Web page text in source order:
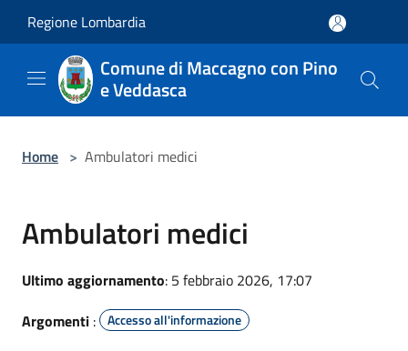
Regione Lombardia
Comune di Maccagno con Pino
e Veddasca
Home > Ambulatori medici
Ambulatori medici
Ultimo aggiornamento: 5 febbraio 2026, 17:07
Argomenti : Accesso all'informazione